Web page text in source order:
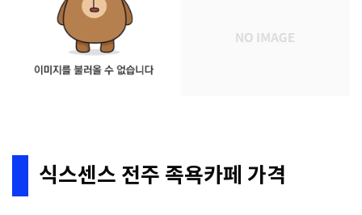
식스센스 전주 족욕카페 가격